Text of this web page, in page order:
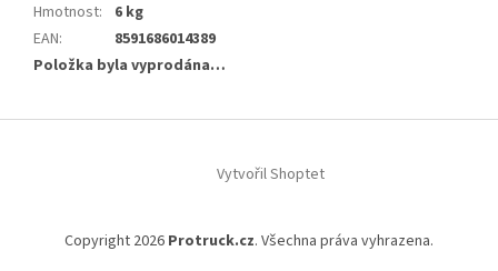
Hmotnost:
6 kg
EAN:
8591686014389
Položka byla vyprodána…
Vytvořil Shoptet
Copyright 2026 Protruck.cz. Všechna práva vyhrazena.